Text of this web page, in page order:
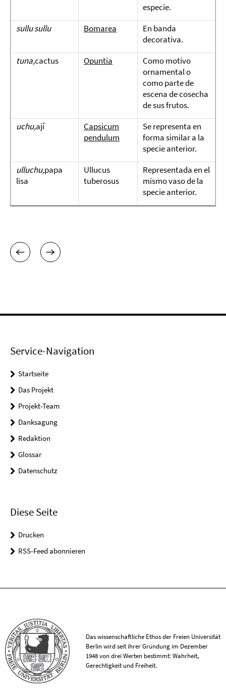
especie.
sullu sullu
Bomarea
En banda
decorativa.
tuna,cactus Opuntia
Como motivo
ornamental o
como parte de
escena de cosecha
de sus frutos.
uchu,ají
Capsicum
pendulum
Se representa en
forma similar a la
specie anterior.
ulluchu,papa
lisa
Ullucus
tuberosus
Representada en el
mismo vaso de la
specie anterior.
Service-Navigation
Startseite
Das Projekt
Projekt-Team
Danksagung
Redaktion
Glossar
Datenschutz
Diese Seite
Drucken
RSS-Feed abonnieren
Das wissenschaftliche Ethos der Freien Universität
Berlin wird seit ihrer Gründung im Dezember
1948 von drei Werten bestimmt: Wahrheit,
Gerechtigkeit und Freiheit.